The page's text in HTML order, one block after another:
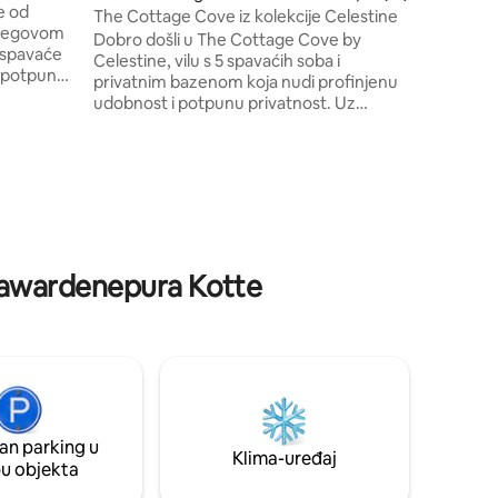
od
The Cottage Cove iz kolekcije Celestine
Dobro došli u The Cottage Cove by
Celestine, vilu s 5 spavaćih soba i
privatnim bazenom koja nudi profinjenu
udobnost i potpunu privatnost. Uz
s bračnim krevetima i sobom s krevetima
na kat za cijelu obitelj.
Kotte
parking u
objekta
Klima-uređaj